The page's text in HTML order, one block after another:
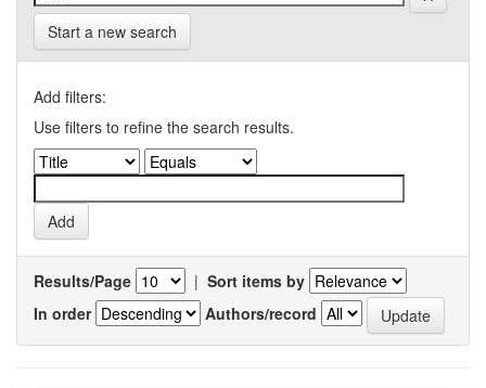
Start a new search
Add filters:
Use filters to refine the search results.
Results/Page | Sort items by
In order
Authors/record